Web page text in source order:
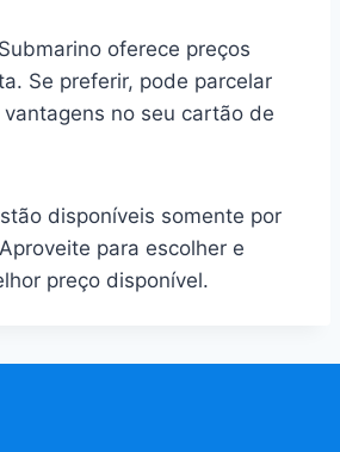
oferece preços
Se preferir, pode parcelar
no seu cartão de
disponíveis somente por
para escolher e
preço disponível.